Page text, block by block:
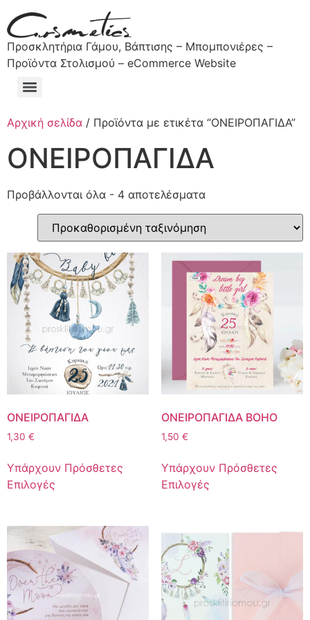
Προσκλητήρια Γάμου, Βάπτισης – Μπομπονιέρες –
Προϊόντα Στολισμού – eCommerce Website
Αρχική σελίδα / Προϊόντα με ετικέτα “ΟΝΕΙΡΟΠΑΓΙΔΑ”
ΟΝΕΙΡΟΠΑΓΙΔΑ
Προβάλλονται όλα - 4 αποτελέσματα
ΟΝΕΙΡΟΠΑΓΙΔΑ
1,30 €
Υπάρχουν Πρόσθετες
Επιλογές
ΟΝΕΙΡΟΠΑΓΙΔΑ BOHO
1,50 €
Υπάρχουν Πρόσθετες
Επιλογές